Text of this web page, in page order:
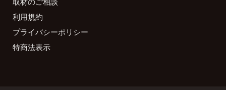
利用規約
プライバシーポリシー
特商法表示